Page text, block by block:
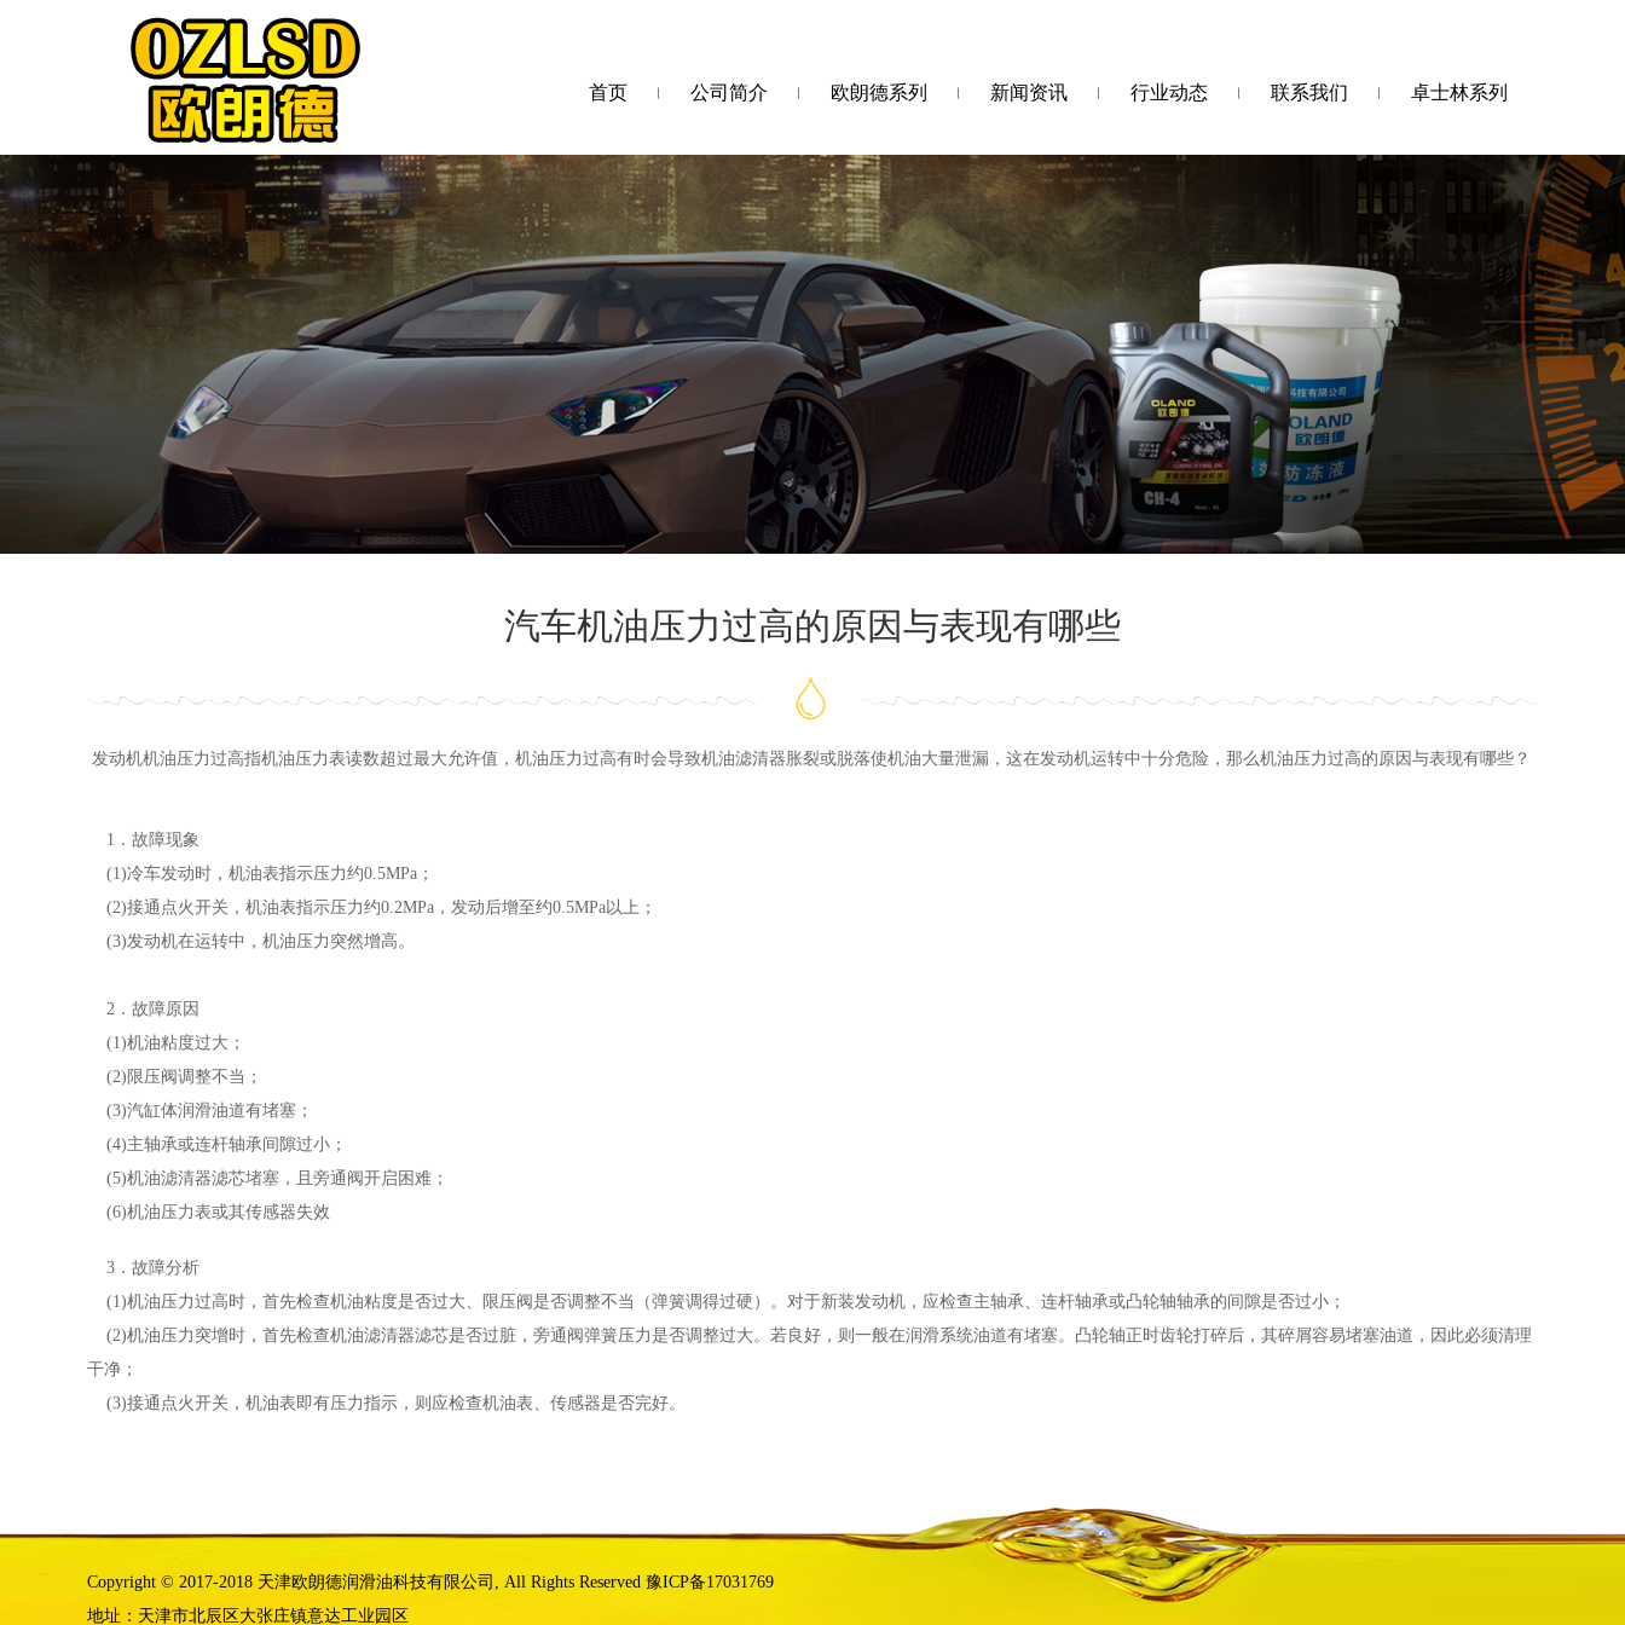
首页 公司简介 欧朗德系列 新闻资讯 行业动态 联系我们 卓士林系列
汽车机油压力过高的原因与表现有哪些
发动机机油压力过高指机油压力表读数超过最大允许值，机油压力过高有时会导致机油滤清器胀裂或脱落使机油大量泄漏，这在发动机运转中十分危险，那么机油压力过高的原因与表现有哪些？
1．故障现象
(1)冷车发动时，机油表指示压力约0.5MPa；
(2)接通点火开关，机油表指示压力约0.2MPa，发动后增至约0.5MPa以上；
(3)发动机在运转中，机油压力突然增高。
2．故障原因
(1)机油粘度过大；
(2)限压阀调整不当；
(3)汽缸体润滑油道有堵塞；
(4)主轴承或连杆轴承间隙过小；
(5)机油滤清器滤芯堵塞，且旁通阀开启困难；
(6)机油压力表或其传感器失效
3．故障分析
(1)机油压力过高时，首先检查机油粘度是否过大、限压阀是否调整不当（弹簧调得过硬）。对于新装发动机，应检查主轴承、连杆轴承或凸轮轴轴承的间隙是否过小；
(2)机油压力突增时，首先检查机油滤清器滤芯是否过脏，旁通阀弹簧压力是否调整过大。若良好，则一般在润滑系统油道有堵塞。凸轮轴正时齿轮打碎后，其碎屑容易堵塞油道，因此必须清理
干净；
(3)接通点火开关，机油表即有压力指示，则应检查机油表、传感器是否完好。
Copyright © 2017-2018 天津欧朗德润滑油科技有限公司, All Rights Reserved 豫ICP备17031769
地址：天津市北辰区大张庄镇意达工业园区